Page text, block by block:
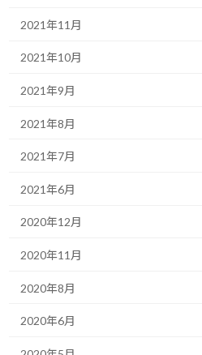
2021年11月
2021年10月
2021年9月
2021年8月
2021年7月
2021年6月
2020年12月
2020年11月
2020年8月
2020年6月